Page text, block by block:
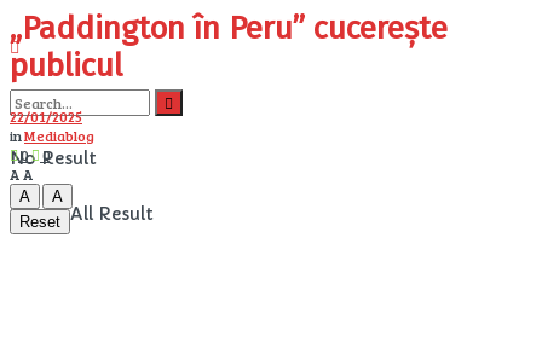
No Result
View All Result
„Paddington în Peru” cucerește
publicul
22/01/2025
inMediablog
0
0
A A
A
A
Reset